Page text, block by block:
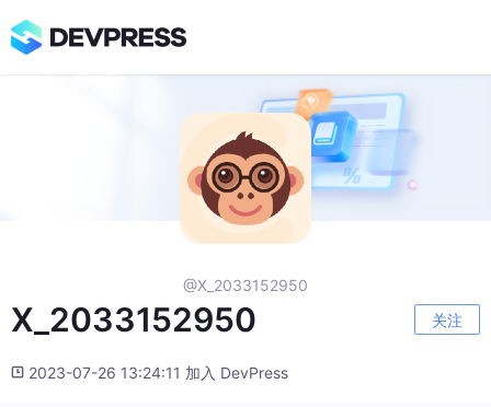
@X_2033152950
X_2033152950 关注
2023-07-26 13:24:11 加入 DevPress